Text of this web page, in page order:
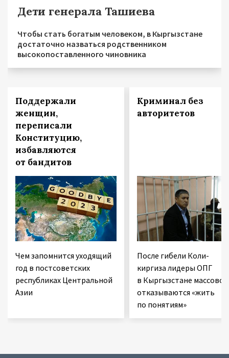
Дети генерала Ташиева
Чтобы стать богатым человеком, в Кыргызстане
достаточно назваться родственником
высокопоставленного чиновника
Поддержали
женщин,
переписали
Конституцию,
избавляются
от бандитов
Чем запомнится уходящий
год в постсоветских
республиках Центральной
Азии
Криминал без
авторитетов
После гибели Коли-
киргиза лидеры ОПГ
в Кыргызстане массово
отказываются «жить
по понятиям»